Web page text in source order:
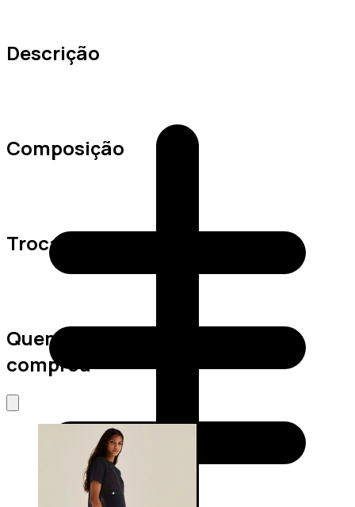
Descrição
Composição
Trocas e Devoluções
Quem viu este produto também
comprou